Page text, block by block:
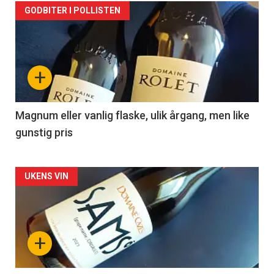
Forsiden
akkurat
nå
3
+
GODBITER I POLLISTEN
Magnum eller vanlig flaske, ulik årgang, men like
gunstig pris
Forsiden
akkurat
nå+
UKENS VIN